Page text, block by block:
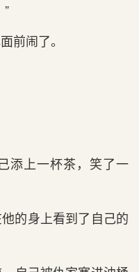
前闹了。
添上一杯茶，笑了一
的身上看到‌了自己的